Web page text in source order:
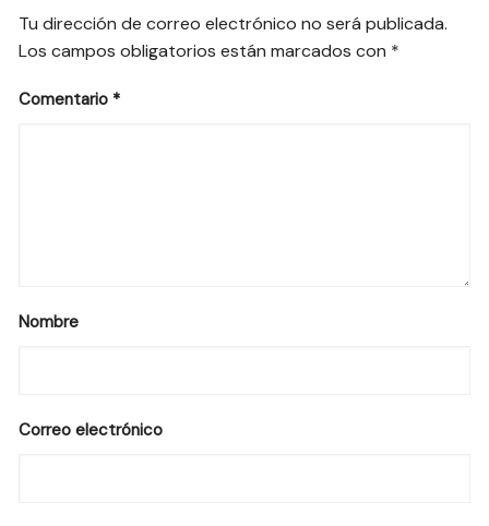
Tu dirección de correo electrónico no será publicada.
Los campos obligatorios están marcados con *
Comentario *
Nombre
Correo electrónico